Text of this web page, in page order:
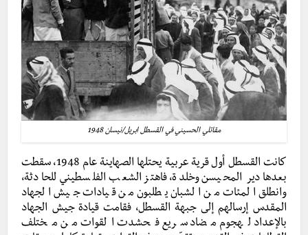
مقاتلي الحسيني في القسطل ابريل/نيسان 1948
كانت القسطل أول قرية عربية يحتلها الصهاينة عام 1948، سقطت
بعدها دير المحيسن وخلدة، فاهتز الشعب الفلسطيني للحادثة،
وانطلق المئات من الشبان يطلبون من قيادات جيش الجهاد
المقدس إرسالهم إلى جبهة القسطل، فقامت قيادة جيش الجهاد
بالإعداد لهجوم مضاد سريع فحشدت القوات من مختلف